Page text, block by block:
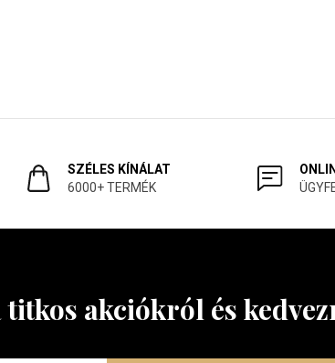
SZÉLES KÍNÁLAT
6000+ TERMÉK
titkos akciókról és